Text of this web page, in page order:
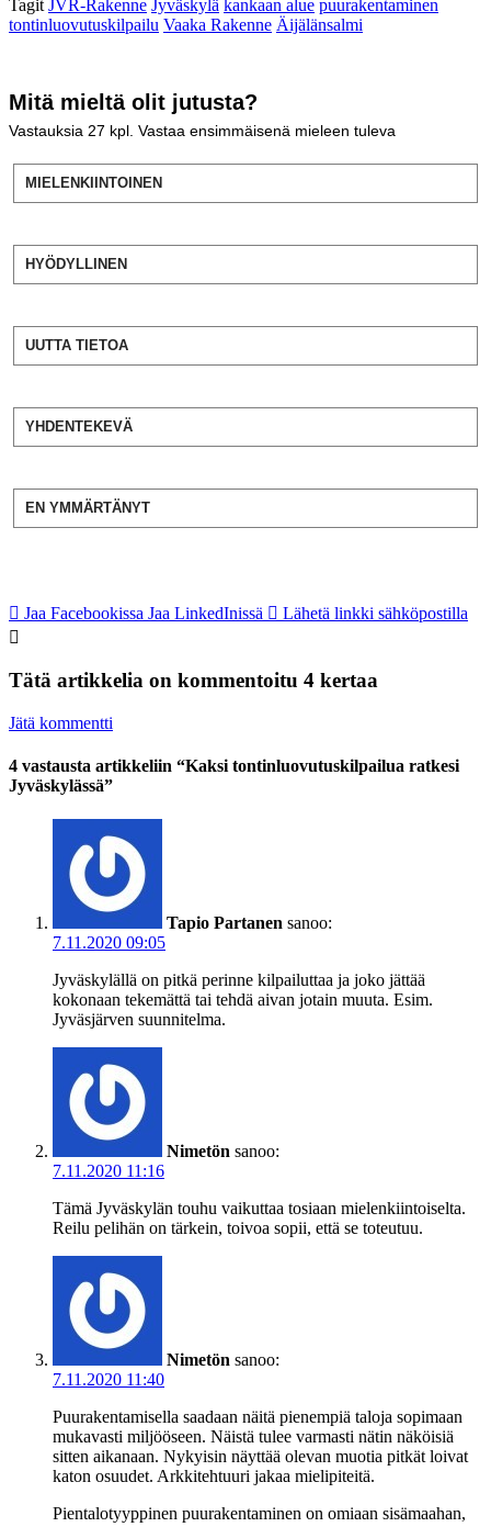
Tagit JVR-Rakenne Jyväskylä kankaan alue puurakentaminen
tontinluovutuskilpailu Vaaka Rakenne Äijälänsalmi
Mitä mieltä olit jutusta?
Vastauksia 27 kpl. Vastaa ensimmäisenä mieleen tuleva
MIELENKIINTOINEN
HYÖDYLLINEN
UUTTA TIETOA
YHDENTEKEVÄ
EN YMMÄRTÄNYT
Jaa Facebookissa Jaa LinkedInissä Lähetä linkki sähköpostilla
Tätä artikkelia on kommentoitu 4 kertaa
Jätä kommentti
4 vastausta artikkeliin “Kaksi tontinluovutuskilpailua ratkesi
Jyväskylässä”
Tapio Partanen sanoo:
7.11.2020 09:05
Jyväskylällä on pitkä perinne kilpailuttaa ja joko jättää
kokonaan tekemättä tai tehdä aivan jotain muuta. Esim.
Jyväsjärven suunnitelma.
Nimetön sanoo:
7.11.2020 11:16
Tämä Jyväskylän touhu vaikuttaa tosiaan mielenkiintoiselta.
Reilu pelihän on tärkein, toivoa sopii, että se toteutuu.
Nimetön sanoo:
7.11.2020 11:40
Puurakentamisella saadaan näitä pienempiä taloja sopimaan
mukavasti miljööseen. Näistä tulee varmasti nätin näköisiä
sitten aikanaan. Nykyisin näyttää olevan muotia pitkät loivat
katon osuudet. Arkkitehtuuri jakaa mielipiteitä.
Pientalotyyppinen puurakentaminen on omiaan sisämaahan,